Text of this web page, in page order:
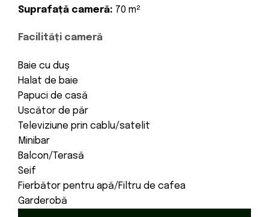
Suprafață cameră: 70 m²
Facilități cameră
Baie cu duş
Halat de baie
Papuci de casă
Uscător de păr
Televiziune prin cablu/satelit
Minibar
Balcon/Terasă
Seif
Fierbător pentru apă/Filtru de cafea
Garderobă